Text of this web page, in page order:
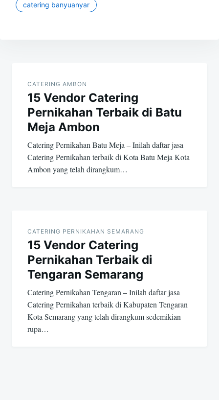
catering banyuanyar
navigation
CATERING AMBON
15 Vendor Catering
Pernikahan Terbaik di Batu
Meja Ambon
Catering Pernikahan Batu Meja – Inilah daftar jasa
Catering Pernikahan terbaik di Kota Batu Meja Kota
Ambon yang telah dirangkum…
CATERING PERNIKAHAN SEMARANG
15 Vendor Catering
Pernikahan Terbaik di
Tengaran Semarang
Catering Pernikahan Tengaran – Inilah daftar jasa
Catering Pernikahan terbaik di Kabupaten Tengaran
Kota Semarang yang telah dirangkum sedemikian
rupa…